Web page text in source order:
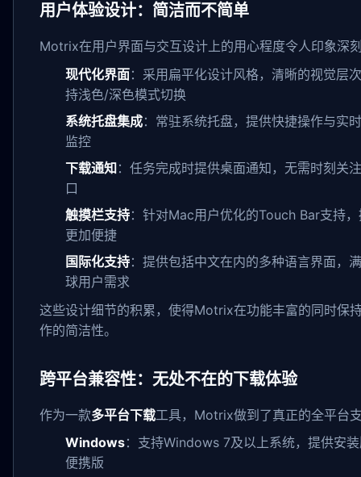
用户体验设计：简洁而不简单
Motrix在用户界面与交互设计上的用心程度令人印象深
现代化界面：采用扁平化设计风格，清晰的视觉层
持浅色/深色模式切换
系统托盘集成：常驻系统托盘，提供快捷操作与实
监控
下载通知：任务完成时提供桌面通知，无需时刻关
口
触摸栏支持：针对Mac用户优化的Touch Bar支持
更加便捷
国际化支持：提供包括中文在内的多种语言界面，
球用户需求
这些设计细节的积累，使得Motrix在功能丰富的同时保
作的简洁性。
跨平台兼容性：无处不在的下载体验
作为一款多平台下载工具，Motrix做到了真正的全平台
Windows：支持Windows 7及以上系统，提供安
便携版